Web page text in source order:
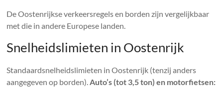
De Oostenrijkse verkeersregels en borden zijn vergelijkbaar
met die in andere Europese landen.
Snelheidslimieten in Oostenrijk
Standaardsnelheidslimieten in Oostenrijk (tenzij anders
aangegeven op borden).Auto’s (tot 3,5 ton) en motorfietsen: